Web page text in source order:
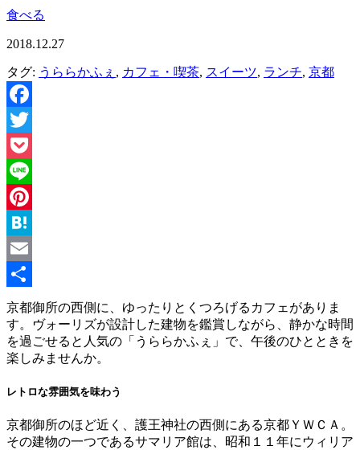
食べる
2018.12.27
タグ: うららかふぇ , カフェ・喫茶, スイーツ, ランチ, 京都
Facebook
Twitter
Pocket
Line
Pinterest
Hatena
Email
共
有
京都御所の西側に、ゆったりとくつろげるカフェがありま
す。ヴォーリズが設計した建物を鑑賞しながら、静かな時間
を過ごせると人気の「うららかふぇ」で、午後のひとときを
楽しみませんか。
レトロな雰囲気を味わう
京都御所のほど近く、護王神社の西側にある京都ＹＷＣＡ。
その建物の一つであるサマリア館は、昭和１１年にウィリア